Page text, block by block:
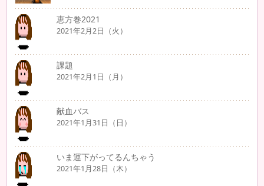
恵方巻2021
2021年2月2日（火）
課題
2021年2月1日（月）
献血バス
2021年1月31日（日）
いま運下がってるんちゃう
2021年1月28日（木）